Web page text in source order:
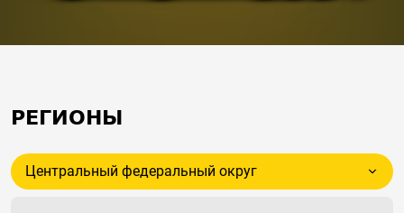
РЕГИОНЫ
Центральный федеральный округ